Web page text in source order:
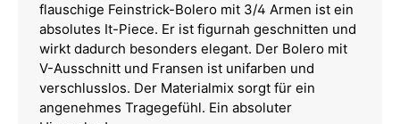
flauschige Feinstrick-Bolero mit 3/4 Armen ist ein
absolutes It-Piece. Er ist figurnah geschnitten und
wirkt dadurch besonders elegant. Der Bolero mit
V-Ausschnitt und Fransen ist unifarben und
verschlusslos. Der Materialmix sorgt für ein
angenehmes Tragegefühl. Ein absoluter